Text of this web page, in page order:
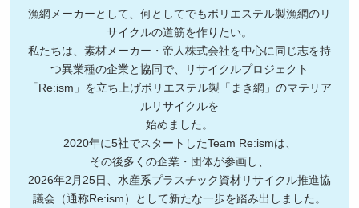
漁網メーカーとして、何としてでもポリエステル製漁網のリ
サイクルの道筋を作りたい。
私たちは、素材メーカー・帝人株式会社を中心に同じ志を持
つ異業種の企業と協同で、
リサイクルプロジェクト
「Re:ism」を立ち上げポリエステル製「まき網」のマテリア
ルリサイクルを
始めました。
2020年に5社でスタートしたTeam Re:ismは、
その後多くの企業・団体が参画し、
2026年2月25日、水産系プラスチック資材リサイクル推進協
議会（通称Re:ism）として新たな一歩を踏み出しました。